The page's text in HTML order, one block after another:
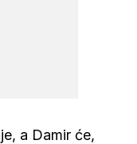
a Damir će,